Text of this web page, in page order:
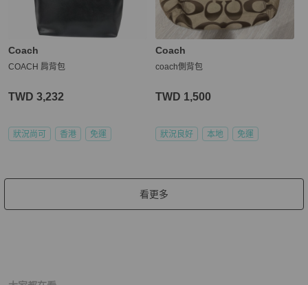
Coach
COACH 肩背包
TWD 3,232
狀況尚可 香港 免運
Coach
coach側背包
TWD 1,500
狀況良好 本地 免運
看更多